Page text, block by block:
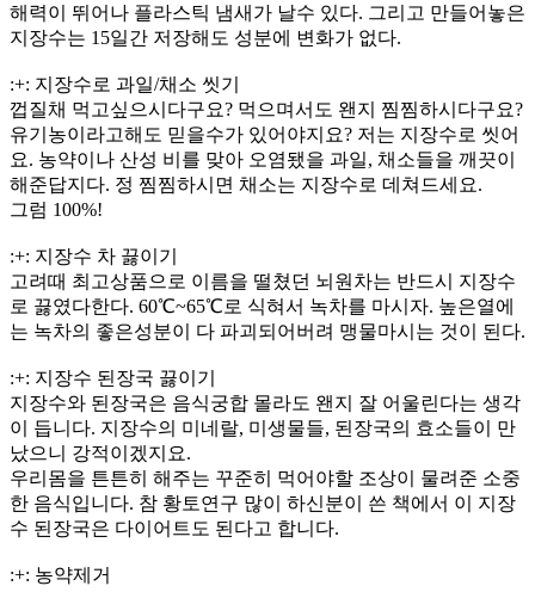
해력이 뛰어나 플라스틱 냄새가 날수 있다. 그리고 만들어놓은
지장수는 15일간 저장해도 성분에 변화가 없다.
:+: 지장수로 과일/채소 씻기
껍질채 먹고싶으시다구요? 먹으며서도 왠지 찜찜하시다구요?
유기농이라고해도 믿을수가 있어야지요? 저는 지장수로 씻어
요. 농약이나 산성 비를 맞아 오염됐을 과일, 채소들을 깨끗이
해준답지다. 정 찜찜하시면 채소는 지장수로 데쳐드세요.
그럼 100%!
:+: 지장수 차 끓이기
고려때 최고상품으로 이름을 떨쳤던 뇌원차는 반드시 지장수
로 끓였다한다. 60℃~65℃로 식혀서 녹차를 마시자. 높은열에
는 녹차의 좋은성분이 다 파괴되어버려 맹물마시는 것이 된다.
:+: 지장수 된장국 끓이기
지장수와 된장국은 음식궁합 몰라도 왠지 잘 어울린다는 생각
이 듭니다. 지장수의 미네랄, 미생물들, 된장국의 효소들이 만
났으니 강적이겠지요.
우리몸을 튼튼히 해주는 꾸준히 먹어야할 조상이 물려준 소중
한 음식입니다. 참 황토연구 많이 하신분이 쓴 책에서 이 지장
수 된장국은 다이어트도 된다고 합니다.
:+: 농약제거